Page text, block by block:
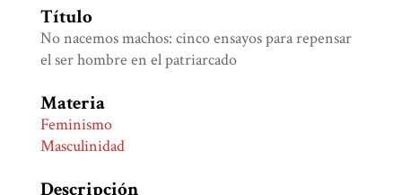
Título
No nacemos machos: cinco ensayos para repensar
el ser hombre en el patriarcado
Materia
Feminismo
Masculinidad
Descripción